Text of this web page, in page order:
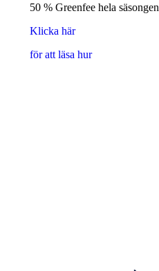
50 % Greenfee hela säsongen
Klicka här
för att läsa hur